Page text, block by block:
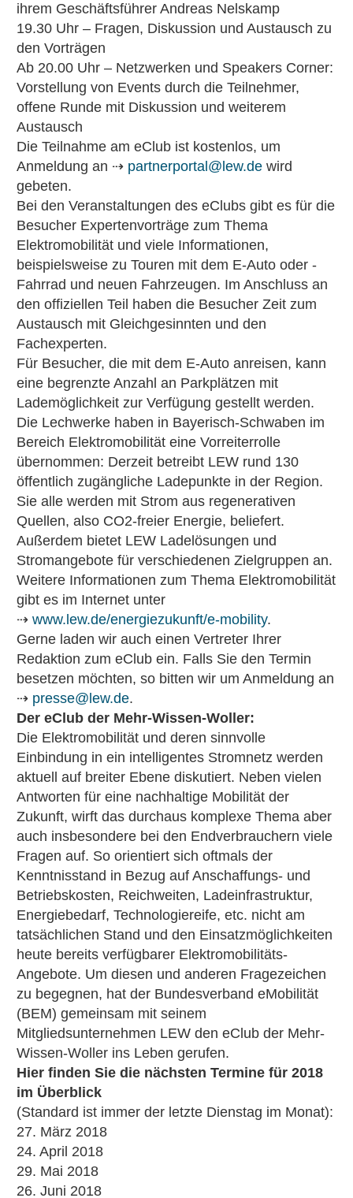
ihrem Geschäftsführer Andreas Nelskamp
19.30 Uhr – Fragen, Diskussion und Austausch zu
den Vorträgen
Ab 20.00 Uhr – Netzwerken und Speakers Corner:
Vorstellung von Events durch die Teilnehmer,
offene Runde mit Diskussion und weiterem
Austausch
Die Teilnahme am eClub ist kostenlos, um
Anmeldung an ⇢ partnerportal@lew.de wird
gebeten.
Bei den Veranstaltungen des eClubs gibt es für die
Besucher Expertenvorträge zum Thema
Elektromobilität und viele Informationen,
beispielsweise zu Touren mit dem E-Auto oder -
Fahrrad und neuen Fahrzeugen. Im Anschluss an
den offiziellen Teil haben die Besucher Zeit zum
Austausch mit Gleichgesinnten und den
Fachexperten.
Für Besucher, die mit dem E-Auto anreisen, kann
eine begrenzte Anzahl an Parkplätzen mit
Lademöglichkeit zur Verfügung gestellt werden.
Die Lechwerke haben in Bayerisch-Schwaben im
Bereich Elektromobilität eine Vorreiterrolle
übernommen: Derzeit betreibt LEW rund 130
öffentlich zugängliche Ladepunkte in der Region.
Sie alle werden mit Strom aus regenerativen
Quellen, also CO2-freier Energie, beliefert.
Außerdem bietet LEW Ladelösungen und
Stromangebote für verschiedenen Zielgruppen an.
Weitere Informationen zum Thema Elektromobilität
gibt es im Internet unter
⇢ www.lew.de/energiezukunft/e-mobility.
Gerne laden wir auch einen Vertreter Ihrer
Redaktion zum eClub ein. Falls Sie den Termin
besetzen möchten, so bitten wir um Anmeldung an
⇢ presse@lew.de.
Der eClub der Mehr-Wissen-Woller:
Die Elektromobilität und deren sinnvolle
Einbindung in ein intelligentes Stromnetz werden
aktuell auf breiter Ebene diskutiert. Neben vielen
Antworten für eine nachhaltige Mobilität der
Zukunft, wirft das durchaus komplexe Thema aber
auch insbesondere bei den Endverbrauchern viele
Fragen auf. So orientiert sich oftmals der
Kenntnisstand in Bezug auf Anschaffungs- und
Betriebskosten, Reichweiten, Ladeinfrastruktur,
Energiebedarf, Technologiereife, etc. nicht am
tatsächlichen Stand und den Einsatzmöglichkeiten
heute bereits verfügbarer Elektromobilitäts-
Angebote. Um diesen und anderen Fragezeichen
zu begegnen, hat der Bundesverband eMobilität
(BEM) gemeinsam mit seinem
Mitgliedsunternehmen LEW den eClub der Mehr-
Wissen-Woller ins Leben gerufen.
Hier finden Sie die nächsten Termine für 2018
im Überblick
(Standard ist immer der letzte Dienstag im Monat):
27. März 2018
24. April 2018
29. Mai 2018
26. Juni 2018